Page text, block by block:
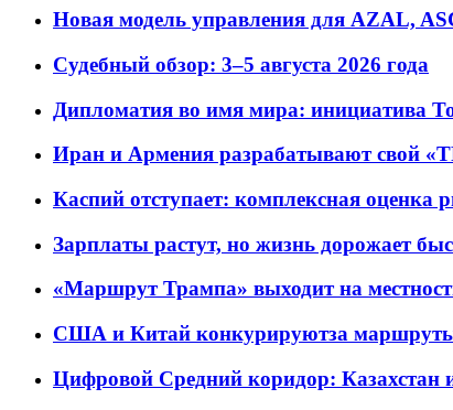
Новая модель управления для AZAL,
Судебный обзор: 3–5 августа 2026 года
Дипломатия во имя мира: инициатива
Иран и Армения разрабатывают свой
Каспий отступает: комплексная оценка
Зарплаты растут, но жизнь дорожает
«Маршрут Трампа» выходит на
США и Китай конкурируютза
Цифровой Средний коридор: Казахстан